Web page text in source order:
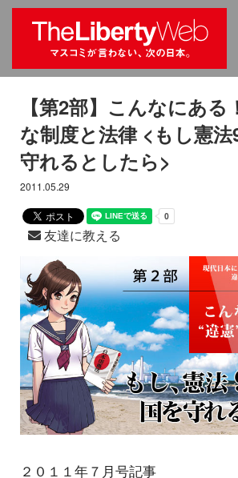
【第2部】こんなにある
な制度と法律 <もし憲
守れるとしたら>
2011.05.29
友達に教える
２０１１年７月号記事